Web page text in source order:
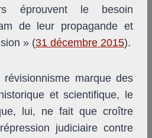
éprouvent le besoin
de leur propagande et
» (31 décembre 2015).
marque des
et scientifique, le
lui, ne fait que croître
judiciaire contre